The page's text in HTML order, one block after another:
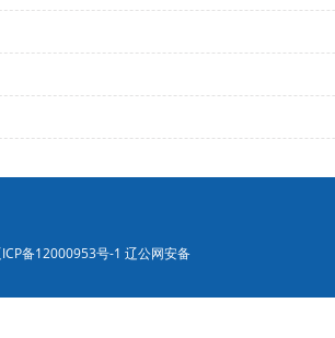
备12000953号-1 辽公网安备